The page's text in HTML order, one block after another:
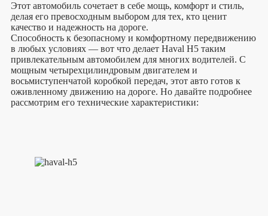
Этот автомобиль сочетает в себе мощь, комфорт и стиль,
делая его превосходным выбором для тех, кто ценит
качество и надежность на дороге.
Способность к безопасному и комфортному передвижению
в любых условиях — вот что делает Haval H5 таким
привлекательным автомобилем для многих водителей. С
мощным четырехцилиндровым двигателем и
восьмиступенчатой коробкой передач, этот авто готов к
оживленному движению на дороге. Но давайте подробнее
рассмотрим его технические характеристики: